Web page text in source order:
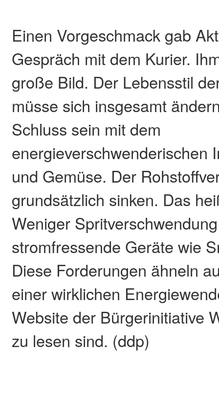
Einen Vorgeschmack gab
Gespräch mit dem Kurier.
große Bild. Der Lebensstil
müsse sich insgesamt
Schluss sein mit dem
energieverschwenderischen
und Gemüse. Der
grundsätzlich sinken. Das
Weniger
stromfressende Geräte wie
Diese Forderungen ähneln
einer wirklichen
Website der Bürgerinitiative
zu lesen sind. (ddp)